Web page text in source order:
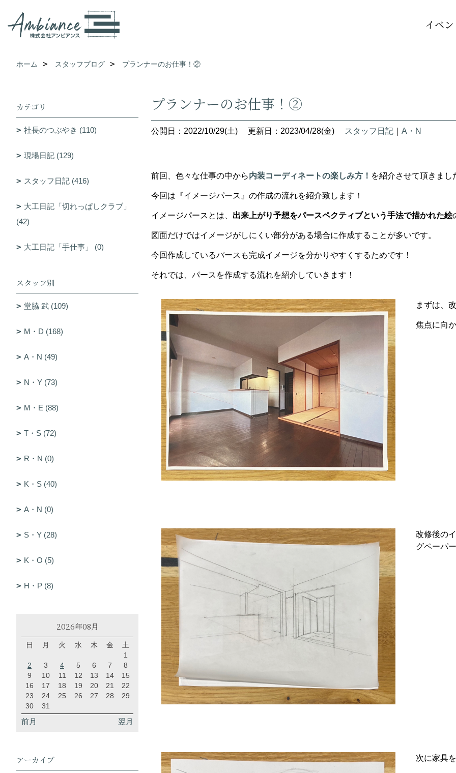
イベン
ホーム スタッフブログ プランナーのお仕事！②
プランナーのお仕事！②
公開日：2022/10/29(土) 更新日：2023/04/28(金) スタッフ日記 A・N
前回、色々な仕事の中から内装コーディネートの楽しみ方！ を紹介させて頂きまし
今回は『イメージパース』の作成の流れを紹介致します！
イメージパースとは、 出来上がり予想をパースペクティブという手法で描かれた絵
図面だけではイメージがしにくい部分がある場合に作成することが多いです。
今回作成しているパースも完成イメージを分かりやすくするためです！
それでは、パースを作成する流れを紹介していきます！
まずは、
焦点に向
改修後の
グペーパ
次に家具
カテゴリ
社長のつぶやき (110)
現場日記 (129)
スタッフ日記 (416)
大工日記「切れっぱしクラブ」
(42)
大工日記「手仕事」 (0)
スタッフ別
堂脇 武 (109)
M・D (168)
A・N (49)
N・Y (73)
M・E (88)
T・S (72)
R・N (0)
K・S (40)
A・N (0)
S・Y (28)
K・O (5)
H・P (8)
2026年08月
日 月 火 水 木 金
土
1
2
3 4 5 6 7
8
9
10 11 12 13 14
15
16
17 18 19 20 21
22
23
24 25 26 27 28
29
30
31
前月 翌月
アーカイブ